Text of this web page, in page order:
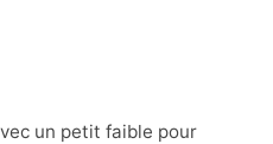
un petit faible pour